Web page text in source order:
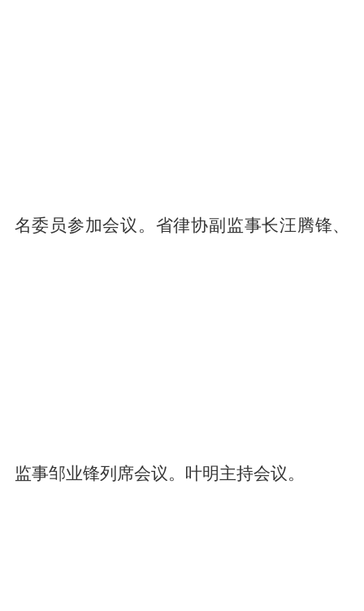
名委员参加会议。省律协副监事长汪腾锋、
监事邹业锋列席会议。叶明主持会议。